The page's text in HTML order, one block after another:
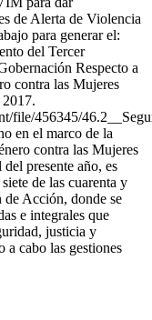
de Alerta de Violencia
para generar el:
del Tercer
Respecto a
contra las Mujeres
file/456345/
en el marco de la
contra las Mujeres
presente año, es
de las cuarenta y
de Acción, donde se
e integrales que
justicia y
a cabo las gestiones